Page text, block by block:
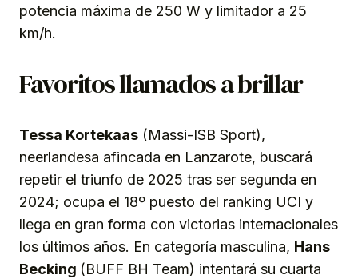
potencia máxima de 250 W y limitador a 25
km/h.
Favoritos llamados a brillar
Tessa Kortekaas (Massi-ISB Sport),
neerlandesa afincada en Lanzarote, buscará
repetir el triunfo de 2025 tras ser segunda en
2024; ocupa el 18º puesto del ranking UCI y
llega en gran forma con victorias internacionales
los últimos años. En categoría masculina, Hans
Becking (BUFF BH Team) intentará su cuarta